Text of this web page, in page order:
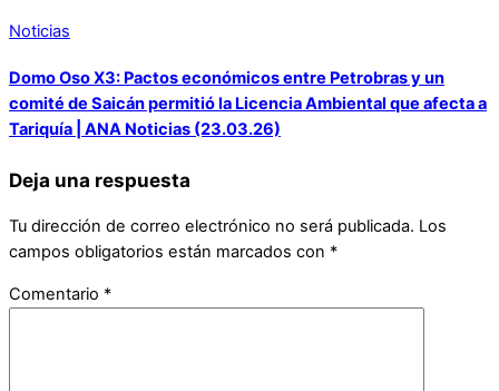
Noticias
Domo Oso X3: Pactos económicos entre Petrobras y un
comité de Saicán permitió la Licencia Ambiental que afecta a
Tariquía | ANA Noticias (23.03.26)
Deja una respuesta
Tu dirección de correo electrónico no será publicada. Los
campos obligatorios están marcados con *
Comentario *